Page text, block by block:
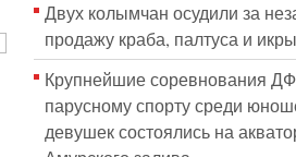
Двух колымчан осудили за
продажу краба, палтуса и икры
Крупнейшие соревнования
парусному спорту среди
девушек состоялись на